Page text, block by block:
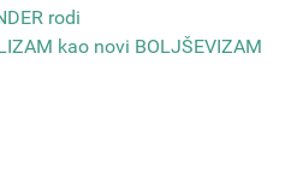
rodi
kao novi BOLJŠEVIZAM